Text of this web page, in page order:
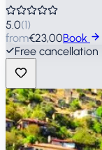
5.0(1)
from€23,00Book
Free cancellation